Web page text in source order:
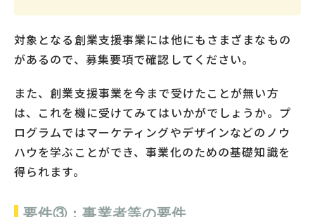
対象となる創業支援事業には他にもさまざまなもの
があるので、募集要項で確認してください。
また、創業支援事業を今まで受けたことが無い方
は、これを機に受けてみてはいかがでしょうか。プ
ログラムではマーケティングやデザインなどのノウ
ハウを学ぶことができ、事業化のための基礎知識を
得られます。
要件③：事業者等の要件